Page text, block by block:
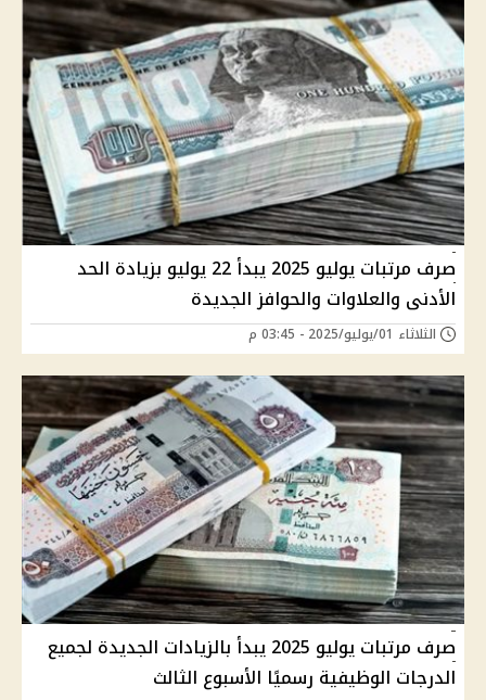
صرف مرتبات يوليو 2025 يبدأ 22 يوليو بزيادة الحد
الأدنى والعلاوات والحوافز الجديدة
الثلاثاء 01/يوليو/2025 - 03:45 م
صرف مرتبات يوليو 2025 يبدأ بالزيادات الجديدة لجميع
الدرجات الوظيفية رسميًا الأسبوع الثالث